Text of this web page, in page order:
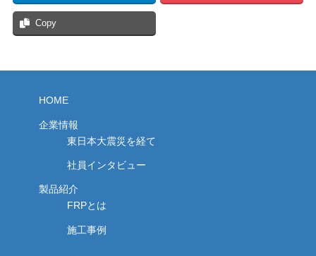
Copy
HOME
企業情報
東日本大震災を経て
社員インタビュー
製品紹介
FRPとは
施工事例